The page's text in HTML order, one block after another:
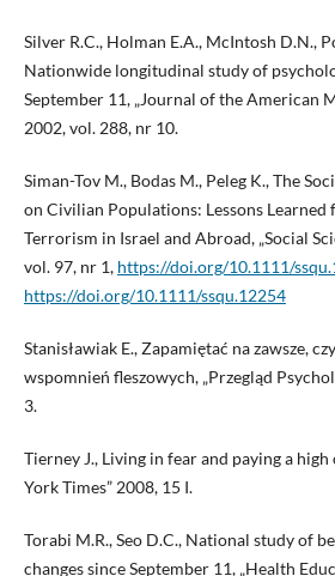
Silver R.C., Holman E.A., McIntosh D.N.,
Nationwide longitudinal study of
September 11, „Journal of the American
2002, vol. 288, nr 10.
Siman-Tov M., Bodas M., Peleg K., The
on Civilian Populations: Lessons Learned
Terrorism in Israel and Abroad, „Social
vol. 97, nr 1, https://doi.org/10.1111/
https://doi.org/10.1111/ssqu.12254
Stanisławiak E., Zapamiętać na zawsze,
wspomnień fleszowych, „Przegląd
3.
Tierney J., Living in fear and paying a
York Times” 2008, 15 I.
Torabi M.R., Seo D.C., National study of
changes since September 11, „Health